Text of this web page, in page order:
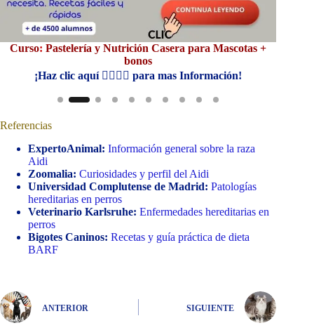
Curso: Pastelería y Nutrición Casera para Mascotas +
bonos
¡Haz clic aquí 👆🏼👆🏼 para mas Información!
Referencias
ExpertoAnimal: Información general sobre la raza
Aidi
Zoomalia: Curiosidades y perfil del Aidi
Universidad Complutense de Madrid: Patologías
hereditarias en perros
Veterinario Karlsruhe: Enfermedades hereditarias en
perros
Bigotes Caninos: Recetas y guía práctica de dieta
BARF
ANTERIOR SIGUIENTE